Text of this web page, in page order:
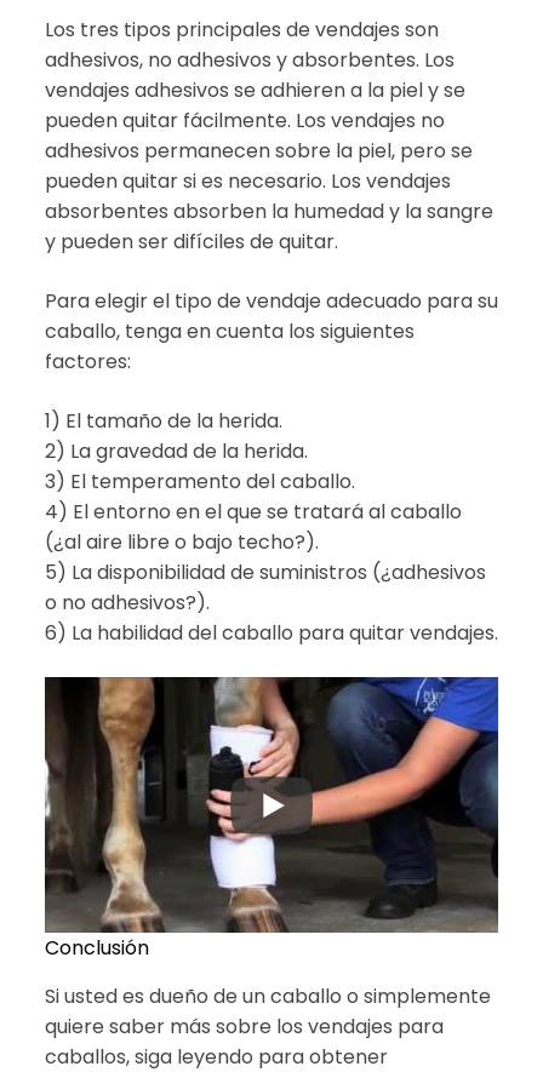
Los tres tipos principales de vendajes son
adhesivos, no adhesivos y absorbentes. Los
vendajes adhesivos se adhieren a la piel y se
pueden quitar fácilmente. Los vendajes no
adhesivos permanecen sobre la piel, pero se
pueden quitar si es necesario. Los vendajes
absorbentes absorben la humedad y la sangre
y pueden ser difíciles de quitar.
Para elegir el tipo de vendaje adecuado para su
caballo, tenga en cuenta los siguientes
factores:
1) El tamaño de la herida.
2) La gravedad de la herida.
3) El temperamento del caballo.
4) El entorno en el que se tratará al caballo
(¿al aire libre o bajo techo?).
5) La disponibilidad de suministros (¿adhesivos
o no adhesivos?).
6) La habilidad del caballo para quitar vendajes.
Conclusión
Si usted es dueño de un caballo o simplemente
quiere saber más sobre los vendajes para
caballos, siga leyendo para obtener